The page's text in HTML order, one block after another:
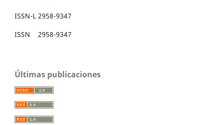
ISSN-L 2958-9347
ISSN 2958-9347
Últimas publicaciones